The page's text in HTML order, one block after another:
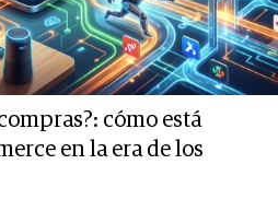
cómo está
en la era de los